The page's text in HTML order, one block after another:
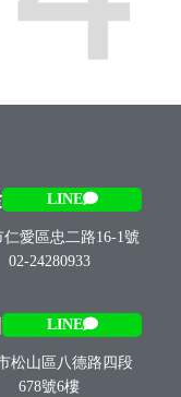
LINE
仁愛區忠二路16-1號
02-24280933
LINE
松山區八德路四段
678號6樓